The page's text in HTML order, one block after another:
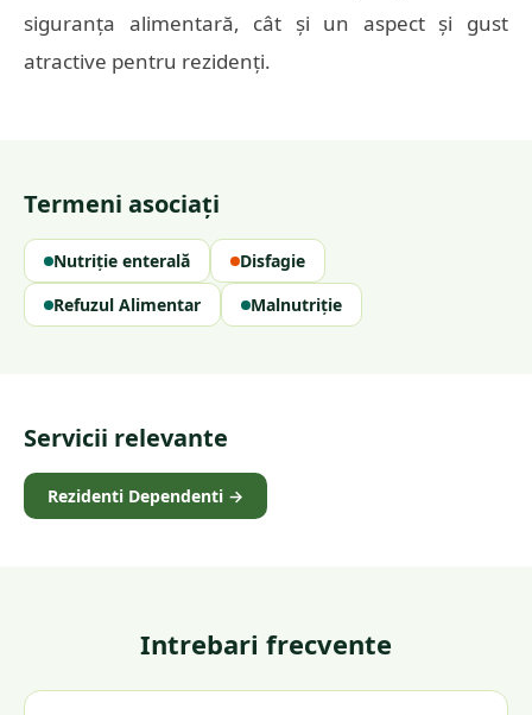
siguranța alimentară, cât și un aspect și gust
atractive pentru rezidenți.
Termeni asociați
Nutriție enterală
Disfagie
Refuzul Alimentar
Malnutriție
Servicii relevante
Rezidenti Dependenti →
Intrebari frecvente